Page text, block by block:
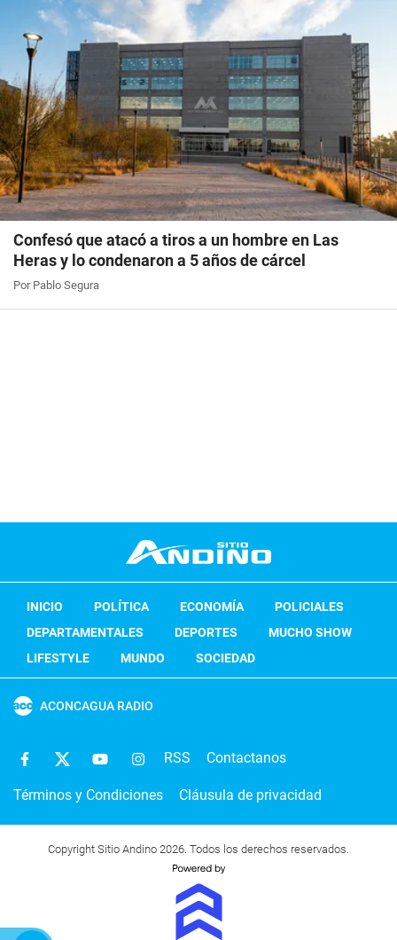
Confesó que atacó a tiros a un hombre en Las
Heras y lo condenaron a 5 años de cárcel
Por Pablo Segura
INICIO POLÍTICA ECONOMÍA
POLICIALES
DEPARTAMENTALES
DEPORTES
MUCHO SHOW
LIFESTYLE
MUNDO SOCIEDAD
ACONCAGUA RADIO
RSS Contactanos
Términos y Condiciones Cláusula de privacidad
Copyright Sitio Andino 2026. Todos los derechos reservados.